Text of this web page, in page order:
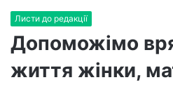
Листи до редакції
Допоможімо
життя жінки,